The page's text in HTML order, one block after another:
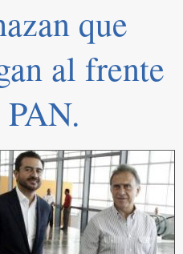
que
al frente